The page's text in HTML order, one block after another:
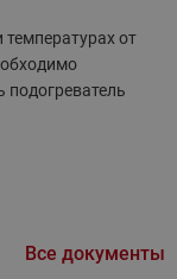
от
подогреватель
Все документы